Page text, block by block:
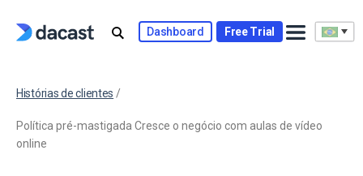
Dashboard Free Trial
Histórias de clientes /
Política pré-mastigada Cresce o negócio com aulas de vídeo
online